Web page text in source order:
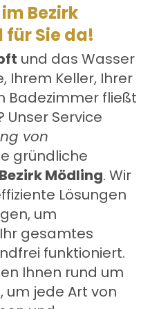
Bezirk
für Sie da!
und das Wasser
Ihrem Keller, Ihrer
Badezimmer fließt
Service
von
gründliche
Mödling. Wir
Lösungen
um
gesamtes
funktioniert.
Ihnen rund um
um jede Art von